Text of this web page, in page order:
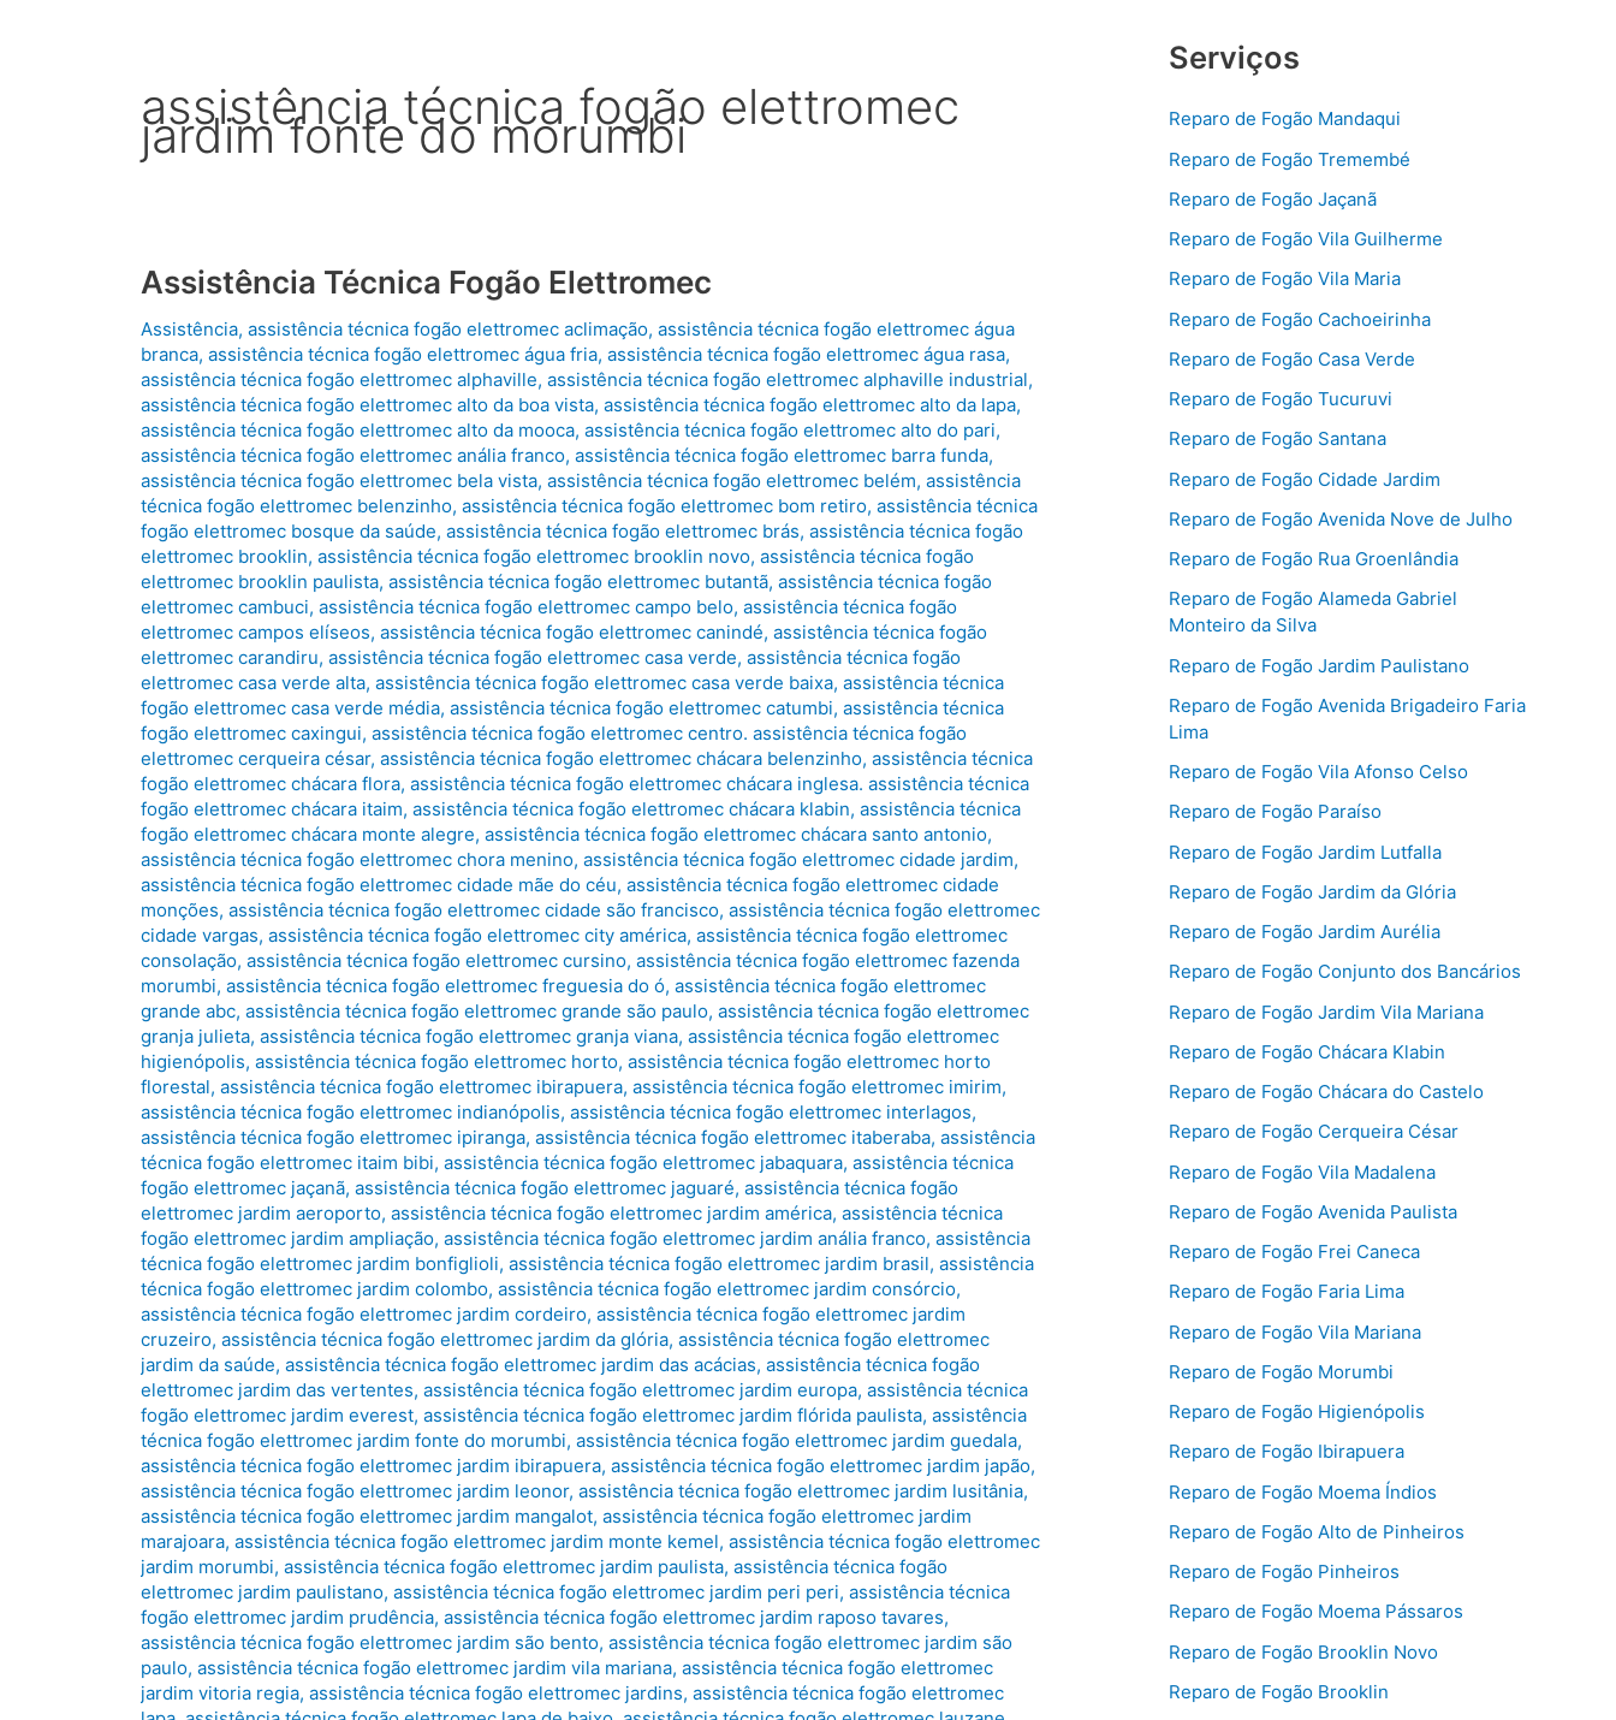
assistência técnica fogão elettromec
jardim fonte do morumbi
Assistência Técnica Fogão Elettromec
Assistência, assistência técnica fogão elettromec aclimação, assistência técnica fogão elettromec água
branca, assistência técnica fogão elettromec água fria, assistência técnica fogão elettromec água rasa,
assistência técnica fogão elettromec alphaville, assistência técnica fogão elettromec alphaville industrial,
assistência técnica fogão elettromec alto da boa vista, assistência técnica fogão elettromec alto da lapa,
assistência técnica fogão elettromec alto da mooca, assistência técnica fogão elettromec alto do pari,
assistência técnica fogão elettromec anália franco, assistência técnica fogão elettromec barra funda,
assistência técnica fogão elettromec bela vista, assistência técnica fogão elettromec belém, assistência
técnica fogão elettromec belenzinho, assistência técnica fogão elettromec bom retiro, assistência técnica
fogão elettromec bosque da saúde, assistência técnica fogão elettromec brás, assistência técnica fogão
elettromec brooklin, assistência técnica fogão elettromec brooklin novo, assistência técnica fogão
elettromec brooklin paulista, assistência técnica fogão elettromec butantã, assistência técnica fogão
elettromec cambuci, assistência técnica fogão elettromec campo belo, assistência técnica fogão
elettromec campos elíseos, assistência técnica fogão elettromec canindé, assistência técnica fogão
elettromec carandiru, assistência técnica fogão elettromec casa verde, assistência técnica fogão
elettromec casa verde alta, assistência técnica fogão elettromec casa verde baixa, assistência técnica
fogão elettromec casa verde média, assistência técnica fogão elettromec catumbi, assistência técnica
fogão elettromec caxingui, assistência técnica fogão elettromec centro. assistência técnica fogão
elettromec cerqueira césar, assistência técnica fogão elettromec chácara belenzinho, assistência técnica
fogão elettromec chácara flora, assistência técnica fogão elettromec chácara inglesa. assistência técnica
fogão elettromec chácara itaim, assistência técnica fogão elettromec chácara klabin, assistência técnica
fogão elettromec chácara monte alegre, assistência técnica fogão elettromec chácara santo antonio,
assistência técnica fogão elettromec chora menino, assistência técnica fogão elettromec cidade jardim,
assistência técnica fogão elettromec cidade mãe do céu, assistência técnica fogão elettromec cidade
monções, assistência técnica fogão elettromec cidade são francisco, assistência técnica fogão elettromec
cidade vargas, assistência técnica fogão elettromec city américa, assistência técnica fogão elettromec
consolação, assistência técnica fogão elettromec cursino, assistência técnica fogão elettromec fazenda
morumbi, assistência técnica fogão elettromec freguesia do ó, assistência técnica fogão elettromec
grande abc, assistência técnica fogão elettromec grande são paulo, assistência técnica fogão elettromec
granja julieta, assistência técnica fogão elettromec granja viana, assistência técnica fogão elettromec
higienópolis, assistência técnica fogão elettromec horto, assistência técnica fogão elettromec horto
florestal, assistência técnica fogão elettromec ibirapuera, assistência técnica fogão elettromec imirim,
assistência técnica fogão elettromec indianópolis, assistência técnica fogão elettromec interlagos,
assistência técnica fogão elettromec ipiranga, assistência técnica fogão elettromec itaberaba, assistência
técnica fogão elettromec itaim bibi, assistência técnica fogão elettromec jabaquara, assistência técnica
fogão elettromec jaçanã, assistência técnica fogão elettromec jaguaré, assistência técnica fogão
elettromec jardim aeroporto, assistência técnica fogão elettromec jardim américa, assistência técnica
fogão elettromec jardim ampliação, assistência técnica fogão elettromec jardim anália franco, assistência
técnica fogão elettromec jardim bonfiglioli, assistência técnica fogão elettromec jardim brasil, assistência
técnica fogão elettromec jardim colombo, assistência técnica fogão elettromec jardim consórcio,
assistência técnica fogão elettromec jardim cordeiro, assistência técnica fogão elettromec jardim
cruzeiro, assistência técnica fogão elettromec jardim da glória, assistência técnica fogão elettromec
jardim da saúde, assistência técnica fogão elettromec jardim das acácias, assistência técnica fogão
elettromec jardim das vertentes, assistência técnica fogão elettromec jardim europa, assistência técnica
fogão elettromec jardim everest, assistência técnica fogão elettromec jardim flórida paulista, assistência
técnica fogão elettromec jardim fonte do morumbi, assistência técnica fogão elettromec jardim guedala,
assistência técnica fogão elettromec jardim ibirapuera, assistência técnica fogão elettromec jardim japão,
assistência técnica fogão elettromec jardim leonor, assistência técnica fogão elettromec jardim lusitânia,
assistência técnica fogão elettromec jardim mangalot, assistência técnica fogão elettromec jardim
marajoara, assistência técnica fogão elettromec jardim monte kemel, assistência técnica fogão elettromec
jardim morumbi, assistência técnica fogão elettromec jardim paulista, assistência técnica fogão
elettromec jardim paulistano, assistência técnica fogão elettromec jardim peri peri, assistência técnica
fogão elettromec jardim prudência, assistência técnica fogão elettromec jardim raposo tavares,
assistência técnica fogão elettromec jardim são bento, assistência técnica fogão elettromec jardim são
paulo, assistência técnica fogão elettromec jardim vila mariana, assistência técnica fogão elettromec
jardim vitoria regia, assistência técnica fogão elettromec jardins, assistência técnica fogão elettromec
Serviços
Reparo de Fogão Mandaqui
Reparo de Fogão Tremembé
Reparo de Fogão Jaçanã
Reparo de Fogão Vila Guilherme
Reparo de Fogão Vila Maria
Reparo de Fogão Cachoeirinha
Reparo de Fogão Casa Verde
Reparo de Fogão Tucuruvi
Reparo de Fogão Santana
Reparo de Fogão Cidade Jardim
Reparo de Fogão Avenida Nove de Julho
Reparo de Fogão Rua Groenlândia
Reparo de Fogão Alameda Gabriel
Monteiro da Silva
Reparo de Fogão Jardim Paulistano
Reparo de Fogão Avenida Brigadeiro Faria
Lima
Reparo de Fogão Vila Afonso Celso
Reparo de Fogão Paraíso
Reparo de Fogão Jardim Lutfalla
Reparo de Fogão Jardim da Glória
Reparo de Fogão Jardim Aurélia
Reparo de Fogão Conjunto dos Bancários
Reparo de Fogão Jardim Vila Mariana
Reparo de Fogão Chácara Klabin
Reparo de Fogão Chácara do Castelo
Reparo de Fogão Cerqueira César
Reparo de Fogão Vila Madalena
Reparo de Fogão Avenida Paulista
Reparo de Fogão Frei Caneca
Reparo de Fogão Faria Lima
Reparo de Fogão Vila Mariana
Reparo de Fogão Morumbi
Reparo de Fogão Higienópolis
Reparo de Fogão Ibirapuera
Reparo de Fogão Moema Índios
Reparo de Fogão Alto de Pinheiros
Reparo de Fogão Pinheiros
Reparo de Fogão Moema Pássaros
Reparo de Fogão Brooklin Novo
Reparo de Fogão Brooklin